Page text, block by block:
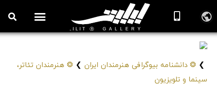
❯ ❂ دانشنامه بیوگرافی هنرمندان ایران ❯ ❂ هنرمندان تئاتر،
سینما و تلویزیون